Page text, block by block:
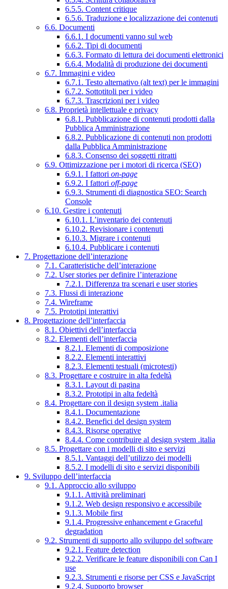
6.5.5. Content critique
6.5.6. Traduzione e localizzazione dei contenuti
6.6. Documenti
6.6.1. I documenti vanno sul web
6.6.2. Tipi di documenti
6.6.3. Formato di lettura dei documenti elettronici
6.6.4. Modalità di produzione dei documenti
6.7. Immagini e video
6.7.1. Testo alternativo (alt text) per le immagini
6.7.2. Sottotitoli per i video
6.7.3. Trascrizioni per i video
6.8. Proprietà intellettuale e privacy
6.8.1. Pubblicazione di contenuti prodotti dalla
Pubblica Amministrazione
6.8.2. Pubblicazione di contenuti non prodotti
dalla Pubblica Amministrazione
6.8.3. Consenso dei soggetti ritratti
6.9. Ottimizzazione per i motori di ricerca (SEO)
6.9.1. I fattori on-page
6.9.2. I fattori off-page
6.9.3. Strumenti di diagnostica SEO: Search
Console
6.10. Gestire i contenuti
6.10.1. L’inventario dei contenuti
6.10.2. Revisionare i contenuti
6.10.3. Migrare i contenuti
6.10.4. Pubblicare i contenuti
7. Progettazione dell’interazione
7.1. Caratteristiche dell’interazione
7.2. User stories per definire l’interazione
7.2.1. Differenza tra scenari e user stories
7.3. Flussi di interazione
7.4. Wireframe
7.5. Prototipi interattivi
8. Progettazione dell’interfaccia
8.1. Obiettivi dell’interfaccia
8.2. Elementi dell’interfaccia
8.2.1. Elementi di composizione
8.2.2. Elementi interattivi
8.2.3. Elementi testuali (microtesti)
8.3. Progettare e costruire in alta fedeltà
8.3.1. Layout di pagina
8.3.2. Prototipi in alta fedeltà
8.4. Progettare con il design system .italia
8.4.1. Documentazione
8.4.2. Benefici del design system
8.4.3. Risorse operative
8.4.4. Come contribuire al design system .italia
8.5. Progettare con i modelli di sito e servizi
8.5.1. Vantaggi dell’utilizzo dei modelli
8.5.2. I modelli di sito e servizi disponibili
9. Sviluppo dell’interfaccia
9.1. Approccio allo sviluppo
9.1.1. Attività preliminari
9.1.2. Web design responsivo e accessibile
9.1.3. Mobile first
9.1.4. Progressive enhancement e Graceful
degradation
9.2. Strumenti di supporto allo sviluppo del software
9.2.1. Feature detection
9.2.2. Verificare le feature disponibili con Can I
use
9.2.3. Strumenti e risorse per CSS e JavaScript
9.2.4. Supporto browser